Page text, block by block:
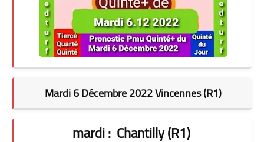
Mardi 6 Décembre 2022 Vincennes (R1)
mardi : Chantilly (R1)